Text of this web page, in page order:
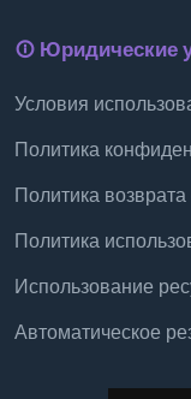
Юридические
Условия
Политика
Политика возврата
Политика
Использование
Автоматическое